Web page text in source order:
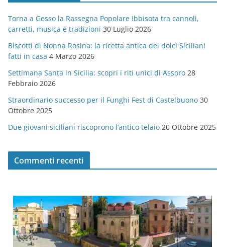
o
r
i
e
Torna a Gesso la Rassegna Popolare Ibbisota tra cannoli,
carretti, musica e tradizioni 30 Luglio 2026
Biscotti di Nonna Rosina: la ricetta antica dei dolci Siciliani
fatti in casa 4 Marzo 2026
Settimana Santa in Sicilia: scopri i riti unici di Assoro 28
Febbraio 2026
Straordinario successo per il Funghi Fest di Castelbuono 30
Ottobre 2025
Due giovani siciliani riscoprono l’antico telaio 20 Ottobre 2025
Commenti recenti